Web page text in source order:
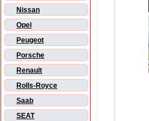
Nissan
Opel
Peugeot
Porsche
Renault
Rolls-Royce
Saab
SEAT